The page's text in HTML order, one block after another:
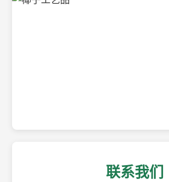
联系我们